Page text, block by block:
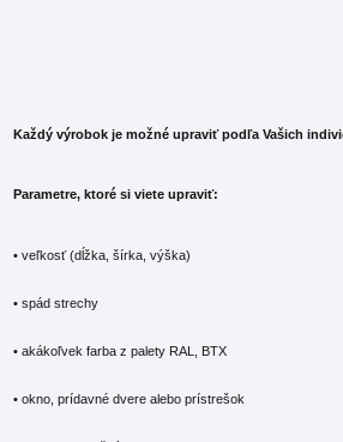
Každý výrobok je možné upraviť podľa Vašich
Parametre, ktoré si viete upraviť:
• veľkosť (dĺžka, šírka, výška)
• spád strechy
• akákoľvek farba z palety RAL, BTX
• okno, prídavné dvere alebo prístrešok